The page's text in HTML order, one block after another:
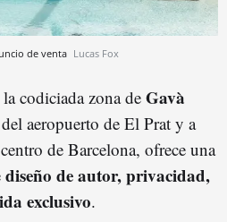
de venta Lucas Fox
codiciada zona de Gavà
aeropuerto de El Prat y a
de Barcelona, ofrece una
diseño de autor, privacidad,
exclusivo.